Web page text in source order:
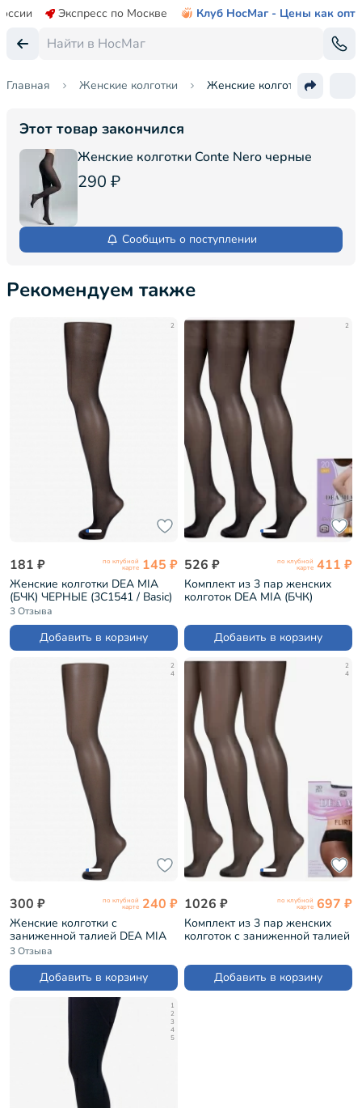
Экспресс по Москве Клуб НосМаг - Цены как опт
Главная Женские колготки Женские колготки Conte
Этот товар закончился
Женские колготки Conte Nero черные
290 ₽
Сообщить о поступлении
Рекомендуем также
2
181 ₽ по клубной
карте 145 ₽
Женские колготки DEA MIA
(БЧК) ЧЕРНЫЕ (3С1541 / Basic)
3 Отзыва
Добавить в корзину
2
526 ₽ по клубной
карте 411 ₽
Комплект из 3 пар женских
колготок DEA MIA (БЧК)
Добавить в корзину
2
4
300 ₽ по клубной
карте 240 ₽
Женские колготки с
заниженной талией DEA MIA
(БЧК) ГРАФИТ (3С1441 / FLIRT
20)
3 Отзыва
Добавить в корзину
2
4
1026 ₽ по клубной
карте 697 ₽
Комплект из 3 пар женских
колготок с заниженной талией
3С1441)
Добавить в корзину
1
2
3
4
5